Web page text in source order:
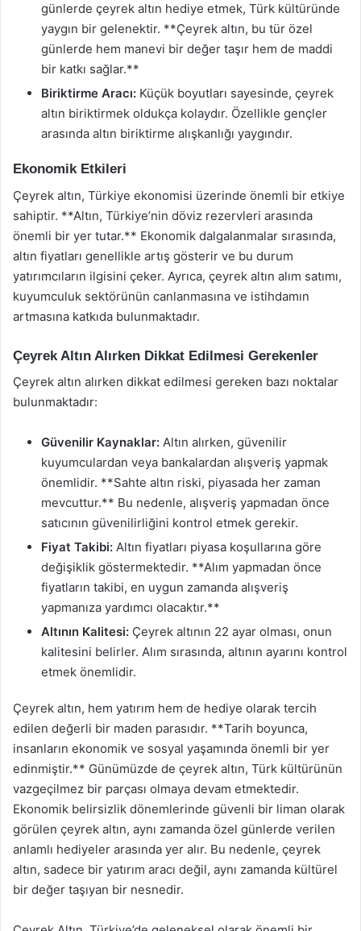
günlerde çeyrek altın hediye etmek, Türk kültüründe
yaygın bir gelenektir. **Çeyrek altın, bu tür özel
günlerde hem manevi bir değer taşır hem de maddi
bir katkı sağlar.**
Biriktirme Aracı: Küçük boyutları sayesinde, çeyrek
altın biriktirmek oldukça kolaydır. Özellikle gençler
arasında altın biriktirme alışkanlığı yaygındır.
Ekonomik Etkileri
Çeyrek altın, Türkiye ekonomisi üzerinde önemli bir etkiye
sahiptir. **Altın, Türkiye’nin döviz rezervleri arasında
önemli bir yer tutar.** Ekonomik dalgalanmalar sırasında,
altın fiyatları genellikle artış gösterir ve bu durum
yatırımcıların ilgisini çeker. Ayrıca, çeyrek altın alım satımı,
kuyumculuk sektörünün canlanmasına ve istihdamın
artmasına katkıda bulunmaktadır.
Çeyrek Altın Alırken Dikkat Edilmesi Gerekenler
Çeyrek altın alırken dikkat edilmesi gereken bazı noktalar
bulunmaktadır:
Güvenilir Kaynaklar: Altın alırken, güvenilir
kuyumculardan veya bankalardan alışveriş yapmak
önemlidir. **Sahte altın riski, piyasada her zaman
mevcuttur.** Bu nedenle, alışveriş yapmadan önce
satıcının güvenilirliğini kontrol etmek gerekir.
Fiyat Takibi: Altın fiyatları piyasa koşullarına göre
değişiklik göstermektedir. **Alım yapmadan önce
fiyatların takibi, en uygun zamanda alışveriş
yapmanıza yardımcı olacaktır.**
Altının Kalitesi: Çeyrek altının 22 ayar olması, onun
kalitesini belirler. Alım sırasında, altının ayarını kontrol
etmek önemlidir.
Çeyrek altın, hem yatırım hem de hediye olarak tercih
edilen değerli bir maden parasıdır. **Tarih boyunca,
insanların ekonomik ve sosyal yaşamında önemli bir yer
edinmiştir.** Günümüzde de çeyrek altın, Türk kültürünün
vazgeçilmez bir parçası olmaya devam etmektedir.
Ekonomik belirsizlik dönemlerinde güvenli bir liman olarak
görülen çeyrek altın, aynı zamanda özel günlerde verilen
anlamlı hediyeler arasında yer alır. Bu nedenle, çeyrek
altın, sadece bir yatırım aracı değil, aynı zamanda kültürel
bir değer taşıyan bir nesnedir.